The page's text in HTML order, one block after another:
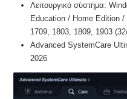
Λειτουργικό σύστημα:
Education / Home Edition
1709, 1803, 1809, 1903
Advanced SystemCare
2026